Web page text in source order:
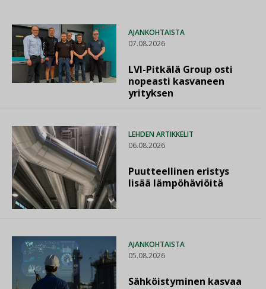
AJANKOHTAISTA
07.08.2026
LVI-Pitkälä Group osti
nopeasti kasvaneen
yrityksen
LEHDEN ARTIKKELIT
06.08.2026
Puutteellinen eristys
lisää lämpöhäviöitä
AJANKOHTAISTA
05.08.2026
Sähköistyminen kasvaa